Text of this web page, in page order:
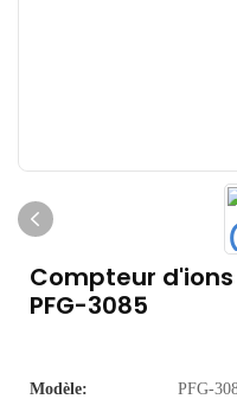
Compteur
PFG-3085
Modèle: PFG-